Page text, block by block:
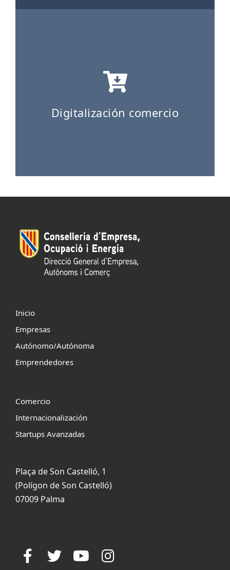
Digitalización comercio
Inicio
Empresas
Autónomo/Autónoma
Emprendedores
Comercio
Internacionalización
Startups Avanzadas
Plaça de Son Castelló, 1
(Polígon de Son Castelló)
07009 Palma